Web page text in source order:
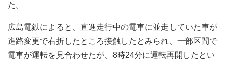
た。
広島電鉄によると、直進走行中の電車に並走していた車が
進路変更で右折したところ接触したとみられ、一部区間で
電車が運転を見合わせたが、8時24分に運転再開したとい